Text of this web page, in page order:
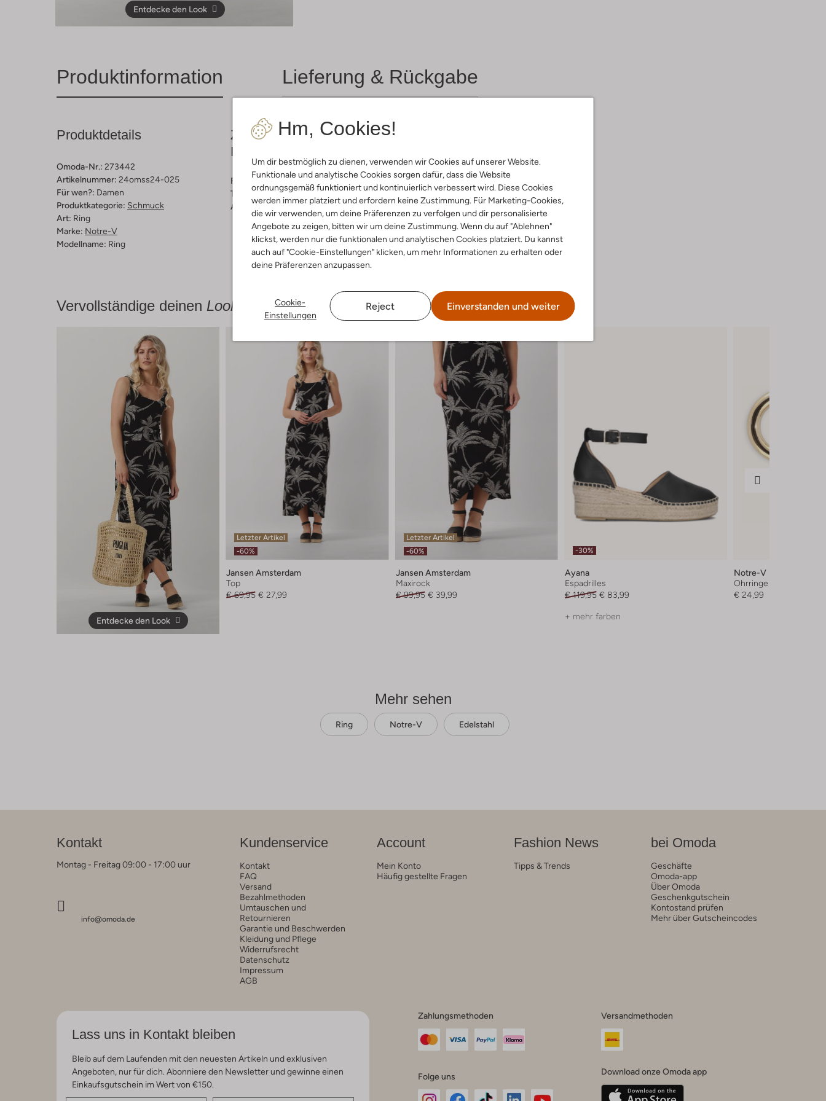
Hm, Cookies!
Um dir bestmöglich zu dienen, verwenden wir Cookies auf unserer Website.
Funktionale und analytische Cookies sorgen dafür, dass die Website
ordnungsgemäß funktioniert und kontinuierlich verbessert wird. Diese Cookies
werden immer platziert und erfordern keine Zustimmung. Für Marketing-Cookies,
die wir verwenden, um deine Präferenzen zu verfolgen und dir personalisierte
Angebote zu zeigen, bitten wir um deine Zustimmung. Wenn du auf "Ablehnen"
klickst, werden nur die funktionalen und analytischen Cookies platziert. Du kannst
auch auf "Cookie-Einstellungen" klicken, um mehr Informationen zu erhalten oder
deine Präferenzen anzupassen.
Cookie-
Einstellungen
Reject Einverstanden und weiter
Entdecke den Look
Produktinformation Lieferung & Rückgabe
Produktdetails
Omoda-Nr.: 273442
Artikelnummer: 24omss24-025
Für wen?: Damen
Produktkategorie: Schmuck
Art: Ring
Marke: Notre-V
Modellname: Ring
Zusammensetzung &
Passform
Farbe : Goldfarbig
Trends: Wedding, Party
Außenmaterial: Edelstahl
Vervollständige deinen Look
Entdecke den Look
Letzter Artikel
-60%
Jansen Amsterdam
Top
€ 69,95 € 27,99
Letzter Artikel
-60%
Jansen Amsterdam
Maxirock
€ 99,95 € 39,99
-30%
Ayana
Espadrilles
€ 119,95 € 83,99
+ mehr farben
Notre-V
Ohrringe
€ 24,99
Mehr sehen
Ring Notre-V Edelstahl
Kontakt
Montag - Freitag 09:00 - 17:00 uur
info@omoda.de
Kundenservice
Kontakt
FAQ
Versand
Bezahlmethoden
Umtauschen und
Retournieren
Garantie und Beschwerden
Kleidung und Pflege
Widerrufsrecht
Datenschutz
Impressum
AGB
Account
Mein Konto
Häufig gestellte Fragen
Fashion News
Tipps & Trends
bei Omoda
Geschäfte
Omoda-app
Über Omoda
Geschenkgutschein
Kontostand prüfen
Mehr über Gutscheincodes
Lass uns in Kontakt bleiben
Bleib auf dem Laufenden mit den neuesten Artikeln und exklusiven
Angeboten, nur für dich. Abonniere den Newsletter und gewinne einen
Einkaufsgutschein im Wert von €150.
Zahlungsmethoden
Folge uns
Versandmethoden
Download onze Omoda app